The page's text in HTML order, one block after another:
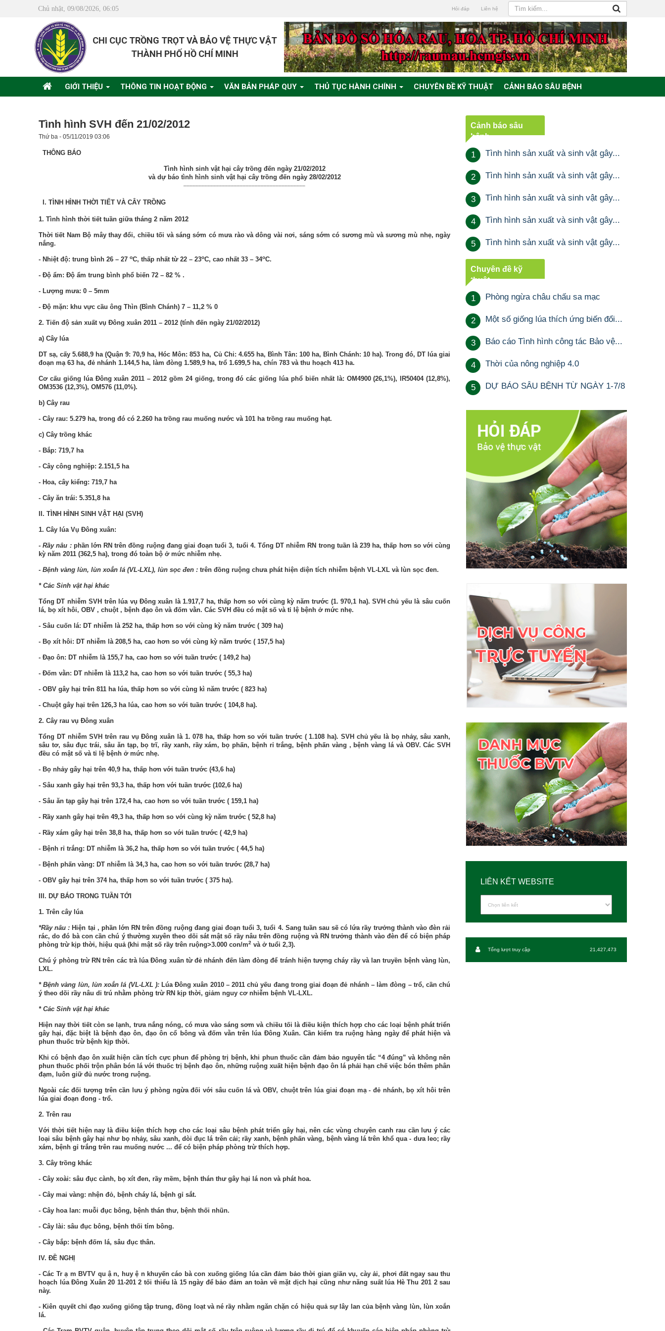
Chủ nhật, 09/08/2026, 06:05 Hỏi đáp Liên hệ
CHI CỤC TRỒNG TRỌT VÀ BẢO VỆ THỰC VẬT
THÀNH PHỐ HỒ CHÍ MINH
GIỚI THIỆU THÔNG TIN HOẠT ĐỘNG VĂN BẢN PHÁP QUY THỦ TỤC HÀNH CHÍNH CHUYÊN ĐỀ KỸ THUẬT CẢNH BÁO SÂU BỆNH
Tình hình SVH đến 21/02/2012
Thứ ba - 05/11/2019 03:06
THÔNG BÁO
Tình hình sinh vật hại cây trồng đến ngày 21/02/2012
và dự báo tình hình sinh vật hại cây trồng đến ngày 28/02/2012
I. TÌNH HÌNH THỜI TIẾT VÀ CÂY TRỒNG
1. Tình hình thời tiết tuần giữa tháng 2 năm 2012
Thời tiết Nam Bộ mây thay đổi, chiều tối và sáng sớm có mưa rào và dông vài nơi, sáng sớm có sương mù và sương mù nhẹ, ngày
nắng.
- Nhiệt độ: trung bình 26 – 27 oC, thấp nhất từ 22 – 23oC, cao nhất 33 – 34oC.
- Độ ẩm: Độ ẩm trung bình phổ biến 72 – 82 % .
- Lượng mưa: 0 – 5mm
- Độ mặn: khu vực cầu ông Thìn (Bình Chánh) 7 – 11,2 % 0
2. Tiến độ sản xuất vụ Đông xuân 2011 – 2012 (tính đến ngày 21/02/2012)
a) Cây lúa
DT sạ, cấy 5.688,9 ha (Quận 9: 70,9 ha, Hóc Môn: 853 ha, Củ Chi: 4.655 ha, Bình Tân: 100 ha, Bình Chánh: 10 ha). Trong đó, DT lúa giai
đoạn mạ 63 ha, đẻ nhánh 1.144,5 ha, làm đòng 1.589,9 ha, trổ 1.699,5 ha, chín 783 và thu hoạch 413 ha.
Cơ cấu giống lúa Đông xuân 2011 – 2012 gồm 24 giống, trong đó các giống lúa phổ biến nhất là: OM4900 (26,1%), IR50404 (12,8%),
OM3536 (12,3%), OM576 (11,0%).
b) Cây rau
- Cây rau: 5.279 ha, trong đó có 2.260 ha trồng rau muống nước và 101 ha trồng rau muống hạt.
c) Cây trồng khác
- Bắp: 719,7 ha
- Cây công nghiệp: 2.151,5 ha
- Hoa, cây kiểng: 719,7 ha
- Cây ăn trái: 5.351,8 ha
II. TÌNH HÌNH SINH VẬT HẠI (SVH)
1. Cây lúa Vụ Đông xuân:
- Rầy nâu : phần lớn RNtrên đồng ruộng đang giai đoạn tuổi3, tuổi 4. Tổng DT nhiễm RN trong tuần là 239 ha, thấp hơn so với cùng
kỳ năm 2011 (362,5 ha), trong đó toàn bộ ở mức nhiễm nhẹ.
- Bệnh vàng lùn, lùn xoắn lá (VL-LXL), lùn sọc đen : trên đồng ruộng chưa phát hiện diện tích nhiễm bệnh VL-LXL và lùn sọc đen.
* Các Sinh vật hại khác
Tổng DT nhiễm SVH trên lúa vụ Đông xuân là1.917,7 ha,thấp hơn so với cùng kỳ năm trước (1.970,1 ha). SVH chủ yếu là sâu cuốn
lá, bọ xít hôi, OBV , chuột , bệnh đạo ôn và đốm vằn. Các SVH đều có mật số và tỉ lệ bệnh ở mức nhẹ.
- Sâu cuốn lá: DT nhiễm là 252 ha, thấp hơn so với cùng kỳ năm trước ( 309 ha)
- Bọ xít hôi: DT nhiễm là 208,5 ha, cao hơn so với cùng kỳ năm trước ( 157,5 ha)
- Đạo ôn: DT nhiễm là 155,7 ha, cao hơn so với tuần trước ( 149,2 ha)
- Đốm vằn: DT nhiễm là 113,2 ha, cao hơn so với tuần trước ( 55,3 ha)
- OBV gây hại trên 811 ha lúa, thấp hơn so với cùng kì năm trước ( 823 ha)
- Chuột gây hại trên 126,3 ha lúa, cao hơn so với tuần trước ( 104,8 ha).
2. Cây rau vụ Đông xuân
Tổng DT nhiễm SVH trên rau vụ Đông xuân là 1.078 ha, thấphơn so với tuần trước (1.108 ha). SVH chủ yếu là bọ nhảy, sâu xanh,
sâu tơ, sâu đục trái, sâu ăn tạp, bọ trĩ, rầy xanh, rầy xám, bọ phấn, bệnh rỉ trắng, bệnh phấn vàng , bệnh vàng lávà OBV. Các SVH
đều có mật số và tỉ lệ bệnh ở mức nhẹ.
- Bọ nhảy gây hại trên 40,9 ha, thấp hơn với tuần trước (43,6 ha)
- Sâu xanh gây hại trên 93,3 ha, thấp hơn với tuần trước (102,6 ha)
- Sâu ăn tạp gây hại trên 172,4ha, cao hơn so với tuần trước ( 159,1 ha)
- Rầy xanh gây hại trên 49,3 ha, thấp hơn so với cùng kỳ năm trước ( 52,8 ha)
- Rầy xám gây hại trên 38,8 ha, thấp hơn so với tuần trước ( 42,9 ha)
- Bệnh rỉ trắng: DT nhiễm là 36,2 ha, thấp hơn so với tuần trước ( 44,5 ha)
- Bệnh phấn vàng: DT nhiễm là 34,3 ha, cao hơn so với tuần trước (28,7 ha)
- OBV gây hại trên 374ha, thấp hơn so với tuần trước ( 375 ha).
III. DỰ BÁO TRONG TUẦN TỚI
1. Trên cây lúa
*Rầy nâu : Hiện tại , phần lớn RN trên đồng ruộng đang giai đoạntuổi 3, tuổi 4. Sang tuần sau sẽ có lứa rầy trưởng thành vào đèn rải
rác, do đó bà con cần chú ý thường xuyên theo dõi sát mật số rầy nâu trên đồng ruộng và RN trưởng thành vào đèn để có biện pháp
phòng trừ kịp thời, hiệu quả (khi mật số rầy trên ruộng>3.000 con/m­2 và ở tuổi 2,3).
Chú ý phòng trừ RN trên các trà lúa Đông xuân từ đẻ nhánh đến làm đòng để tránh hiện tượng cháy rầy và lan truyền bệnh vàng lùn,
LXL.
* Bệnh vàng lùn, lùn xoắn lá (VL-LXL ): Lúa Đông xuân 2010 – 2011 chủ yếu đang trong giai đoạn đẻ nhánh – làm đòng – trổ, cần chú
ý theo dõi rầy nâu di trú nhằm phòng trừ RN kịp thời, giảm nguy cơ nhiễm bệnh VL-LXL.
* Các Sinh vật hại khác
Hiện nay thời tiết còn se lạnh, trưa nắng nóng, có mưa vào sáng sơm và chiều tối là điều kiện thích hợp cho các loại bệnh phát triển
gây hại, đặc biệt là bệnh đạo ôn, đạo ôn cổ bông và đốm vằn trên lúa Đông Xuân. Cần kiểm tra ruộng hàng ngày để phát hiện và
phun thuốc trừ bệnh kịp thời.
Khicó bệnh đạo ôn xuất hiện cần tích cực phun để phòng trị bệnh, khi phun thuốc cần đảm bảo nguyên tắc “4 đúng” và không nên
phun thuốc phối trộn phân bón lá với thuốc trị bệnh đạo ôn, những ruộng xuất hiện bệnh đạo ôn lá phải hạn chế việc bón thêm phân
đạm, luôn giữ đủ nước trong ruộng.
Ngoài các đối tượng trên cần lưu ý phòng ngừa đối với sâu cuốn lá và OBV, chuột trên lúa giai đoạn mạ - đẻ nhánh, bọ xít hôi trên
lúa giai đoạn đong - trổ.
2. Trên rau
Với thời tiết hiện nay là điều kiện thích hợp cho các loại sâu bệnh phát triển gây hại, nên các vùng chuyên canh rau cần lưu ý các
loại sâu bệnh gây hại như bọ nhảy, sâu xanh, dòi đục lá trên cải; rầy xanh, bệnh phấn vàng, bệnh vàng lá trên khổ qua - dưa leo; rầy
xám, bệnh gỉ trắng trên rau muống nước ... để có biện pháp phòng trừ thích hợp.
3. Cây trồng khác
- Cây xoài: sâu đục cành, bọ xít đen, rầy mềm, bệnh thán thư gây hại lá non và phát hoa.
- Cây mai vàng: nhện đỏ, bệnh cháy lá, bệnh gỉ sắt.
- Cây hoa lan: muỗi đục bông, bệnh thán thư, bệnh thối nhũn.
- Cây lài: sâu đục bông, bệnh thối tím bông.
- Cây bắp: bệnh đốm lá, sâu đục thân.
IV. ĐỀ NGHỊ
-Các Tr ạ m BVTV qu ậ n, huy ệ n khuyến cáo bà con xuống giống lúa cầnđảm bảo thời gian giãn vụ, cày ải, phơi đất ngay sau thu
hoạch lúa Đông Xuân 20 11-2012 tối thiểu là 15 ngày để bảo đảm an toàn về mặt dịch hại cũng như năng suất lúa Hè Thu 201 2sau
này.
- Kiên quyết chỉ đạo xuống giống tập trung, đồng loạt và né rầy nhằm ngăn chặn có hiệu quả sự lây lan của bệnh vàng lùn, lùn xoắn
lá.
Cảnh báo sâu
bệnh
1 Tình hình sản xuất và sinh vật gây...
2 Tình hình sản xuất và sinh vật gây...
3 Tình hình sản xuất và sinh vật gây...
4 Tình hình sản xuất và sinh vật gây...
5 Tình hình sản xuất và sinh vật gây...
Chuyên đề kỹ
thuật
1 Phòng ngừa châu chấu sa mạc
2 Một số giống lúa thích ứng biến đổi...
3 Báo cáo Tình hình công tác Bảo vệ...
4 Thời của nông nghiệp 4.0
5 DỰ BÁO SÂU BỆNH TỪ NGÀY 1-7/8
LIÊN KẾT WEBSITE
Tổng lượt truy cập 21,427,473